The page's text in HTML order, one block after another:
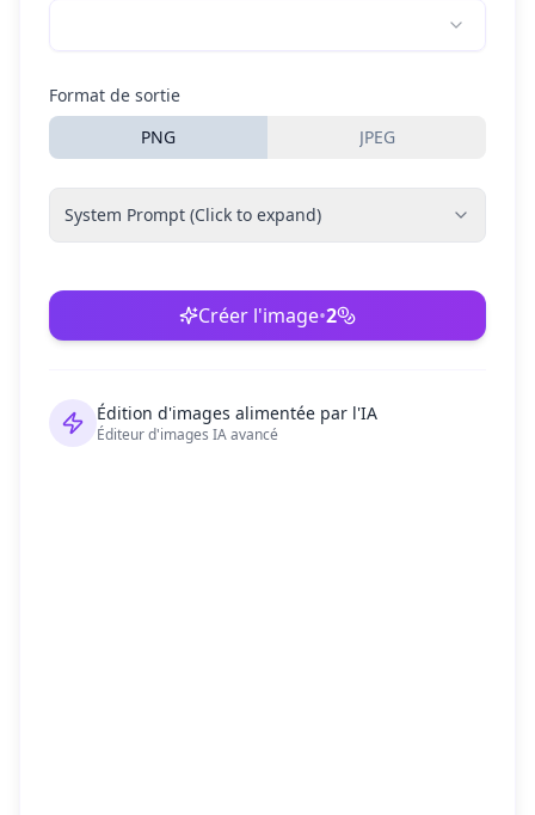
Format de sortie
PNG
JPEG
System Prompt (Click to expand)
Créer l'image•2
Édition d'images alimentée par l'IA
Éditeur d'images IA avancé